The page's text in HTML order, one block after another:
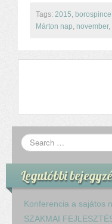
Tags: 2015, borospince
Márton nap, november,
Legutóbbi
Konferencia a sajátos
SZAKMAI